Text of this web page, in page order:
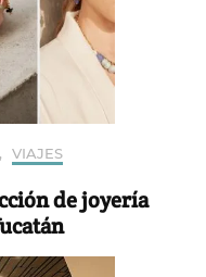
, VIAJES
de joyería